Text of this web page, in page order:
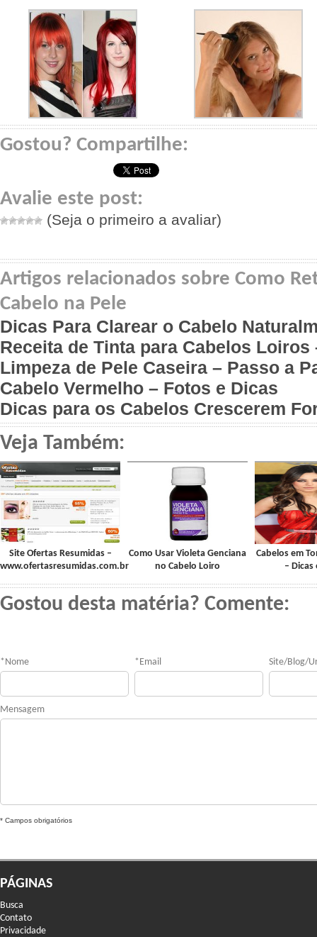
Gostou? Compartilhe:
Avalie este post:
(Seja o primeiro a avaliar)
Artigos relacionados sobre Como
Cabelo na Pele
Dicas Para Clarear o Cabelo
Receita de Tinta para Cabelos Loiros
Limpeza de Pele Caseira – Passo a
Cabelo Vermelho – Fotos e Dicas
Dicas para os Cabelos Crescerem
Veja Também:
Site Ofertas Resumidas –
www.ofertasresumidas.com.br
Como Usar Violeta Genciana
no Cabelo Loiro
Cabelos em
– Dicas
Gostou desta matéria? Comente:
* Nome * Email Site/Blog/
Mensagem
* Campos obrigatórios
PÁGINAS
Busca
Contato
Privacidade